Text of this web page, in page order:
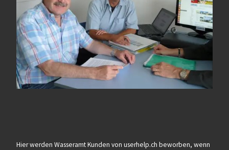
Hier werden Wasseramt Kunden von userhelp.ch beworben, wenn